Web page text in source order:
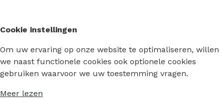
Cookie instellingen
Om uw ervaring op onze website te optimaliseren, willen
we naast functionele cookies ook optionele cookies
gebruiken waarvoor we uw toestemming vragen.
Meer lezen